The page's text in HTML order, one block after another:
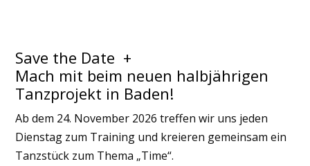
Save the Date +
Mach mit beim neuen halbjährigen
Tanzprojekt in Baden!
Ab dem 24. November 2026 treffen wir uns jeden
Dienstag zum Training und kreieren gemeinsam ein
Tanzstück zum Thema „Time“.